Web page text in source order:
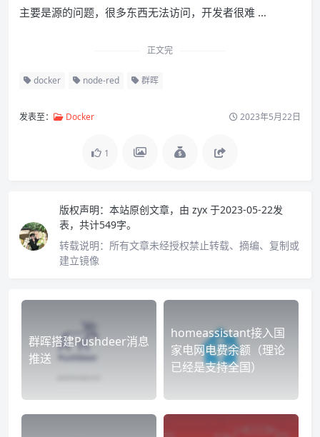
主要是源的问题，很多东西无法访问，开发者很难 …
正文完
docker node-red 群晖
发表至： Docker 2023年5月22日
1
版权声明： 本站原创文章，由 zyx 于2023-05-22发
表，共计549字。
转载说明： 所有文章未经授权禁止转载、摘编、复制或
建立镜像
群晖搭建Pushdeer消息
推送
homeassistant接入国
家电网电费余额（理论
已经是支持全国）